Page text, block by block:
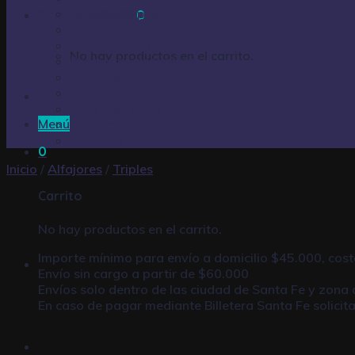
Carrito / 0
No hay productos en el carrito.
Menú
0
Carrito
No hay productos en el carrito.
Importe mínimo para envío a domicilio $45.000,
Envío sin cargo a partir de $60.000
Envíos solo dentro de las ciudad de Santa Fe y zona
En caso de pagar mediante Billetera Santa Fe
Huevos de pascua
Productos de Fiestas
Inicio / Alfajores / Triples